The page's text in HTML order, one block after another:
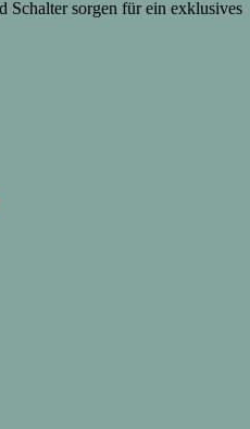
Schalter sorgen für ein exklusives